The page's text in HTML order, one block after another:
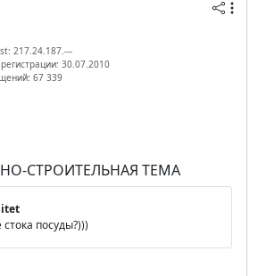
217.24.187.---
30.07.2010
67 339
СТРОИТЕЛЬНАЯ ТЕМА
посуды?)))